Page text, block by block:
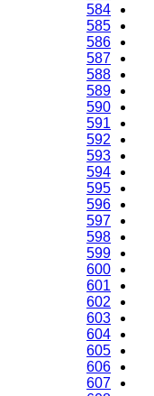
584
585
586
587
588
589
590
591
592
593
594
595
596
597
598
599
600
601
602
603
604
605
606
607